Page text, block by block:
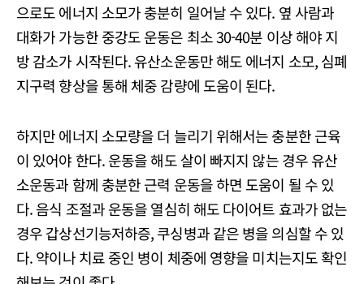
으로도 에너지 소모가 충분히 일어날 수 있다. 옆 사람과
대화가 가능한 중강도 운동은 최소 30-40분 이상 해야 지
방 감소가 시작된다. 유산소운동만 해도 에너지 소모, 심폐
지구력 향상을 통해 체중 감량에 도움이 된다.
하지만 에너지 소모량을 더 늘리기 위해서는 충분한 근육
이 있어야 한다. 운동을 해도 살이 빠지지 않는 경우 유산
소운동과 함께 충분한 근력 운동을 하면 도움이 될 수 있
다. 음식 조절과 운동을 열심히 해도 다이어트 효과가 없는
경우 갑상선기능저하증, 쿠싱병과 같은 병을 의심할 수 있
다. 약이나 치료 중인 병이 체중에 영향을 미치는지도 확인